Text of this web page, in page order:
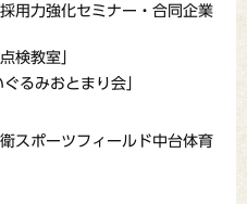
用力強化セミナー・合同企業
検教室」
るみおとまり会」
スポーツフィールド中台体育